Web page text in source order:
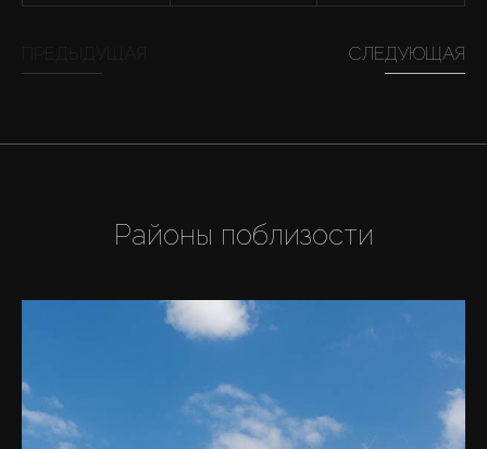
СЛЕДУЮЩАЯ
Районы поблизости